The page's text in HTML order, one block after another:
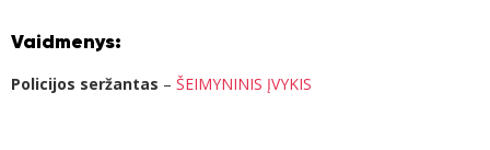
Vaidmenys:
Policijos seržantas – ŠEIMYNINIS ĮVYKIS